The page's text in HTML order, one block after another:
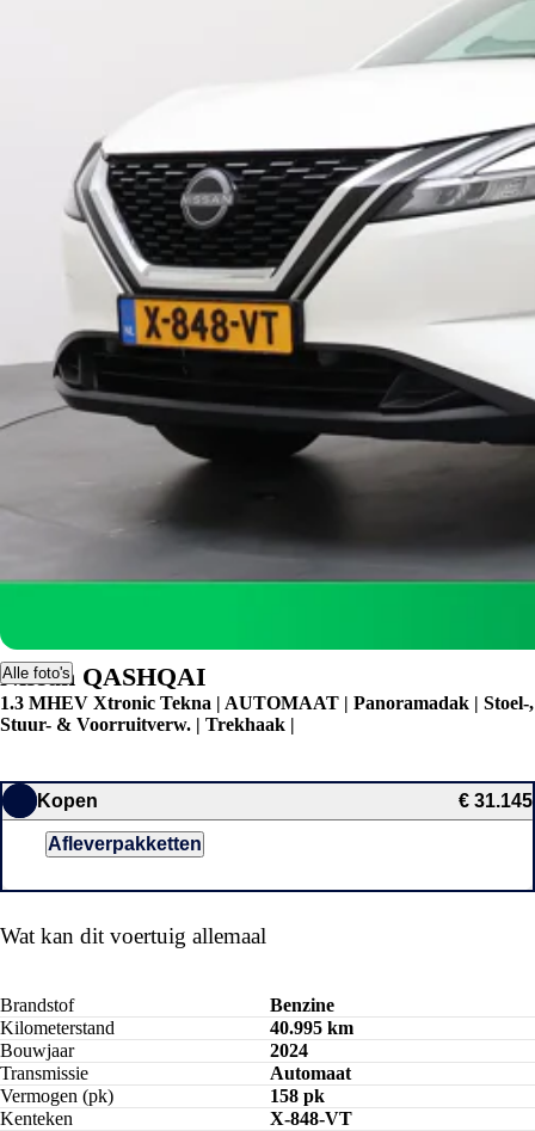
Alle foto's
Nissan QASHQAI
1.3 MHEV Xtronic Tekna | AUTOMAAT | Panoramadak | Stoel-,
Stuur- & Voorruitverw. | Trekhaak |
Kopen € 31.145
Afleverpakketten
Wat kan dit voertuig allemaal
Brandstof
Benzine
Kilometerstand
40.995 km
Bouwjaar
2024
Transmissie
Automaat
Vermogen (pk)
158 pk
Kenteken
X-848-VT